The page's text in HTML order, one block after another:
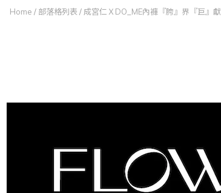
Home / 部落格列表 / 成宮仁ＸDO_ME內褲『胯』界『巨』獻